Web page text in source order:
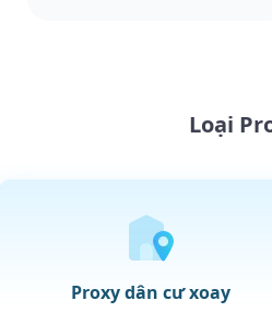
Loại
Proxy dân cư xoay